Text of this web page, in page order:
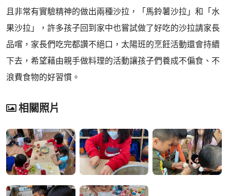
且非常有實驗精神的做出兩種沙拉，「馬鈴薯沙拉」和「水
果沙拉」，許多孩子回到家中也嘗試做了好吃的沙拉請家長
品嚐，家長們吃完都讚不絕口，太陽班的烹飪活動還會持續
下去，希望藉由親手做料理的活動讓孩子們養成不偏食、不
浪費食物的好習慣。
相關照片